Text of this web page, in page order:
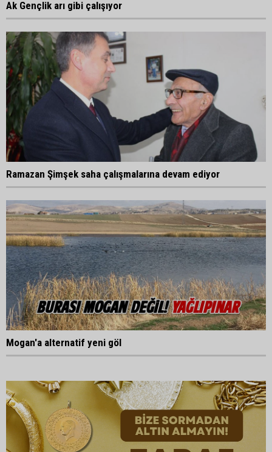
Ak Gençlik arı gibi çalışıyor
Ramazan Şimşek saha çalışmalarına devam ediyor
Mogan'a alternatif yeni göl